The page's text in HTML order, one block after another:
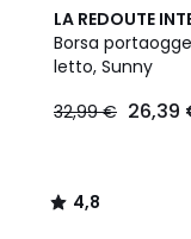
LA REDOUTE
Borsa
letto, Sunny
32,99 € 26,39
4,8
/ 5
4,8
/